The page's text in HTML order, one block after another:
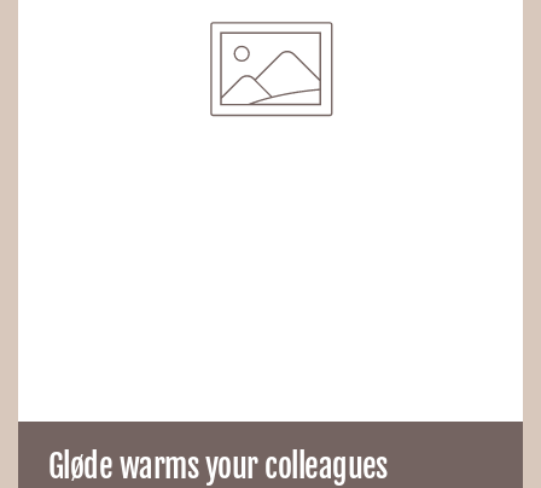
Gløde warms your colleagues